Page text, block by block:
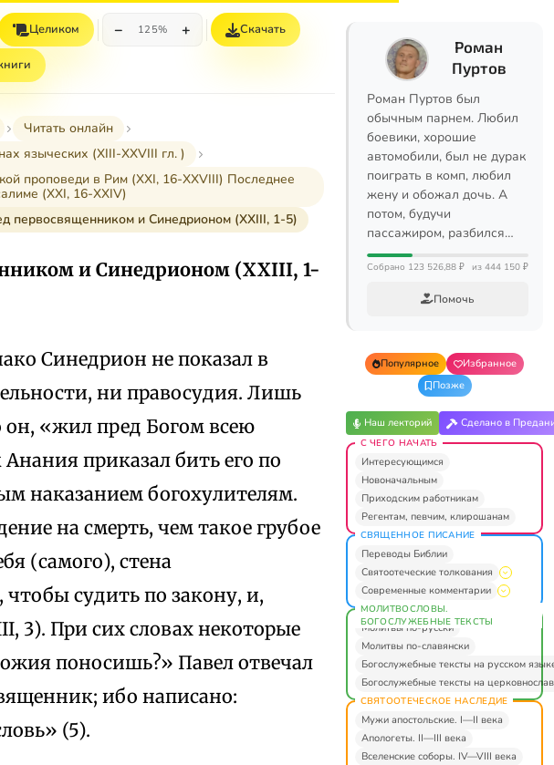
Целиком − 125% + Скачать
Читать онлайн
языческих (XIII-XXVIII гл. )
проповеди в Рим (XXI, 16-XXVIII) Последнее
(XXI, 16-XXIV)
первосвященником и Синедрионом (XXIII, 1-5)
и Синедрионом (XXIII, 1-
Синедрион не показал в
ни правосудия. Лишь
он, «жил пред Богом всею
приказал бить его по
наказанием богохулителям.
на смерть, чем такое грубое
(самого), стена
судить по закону, и,
3). При сих словах некоторые
поносишь?» Павел отвечал
ибо написано:
(5).
Роман
Пуртов
Роман Пуртов был
обычным парнем. Любил
боевики, хорошие
автомобили, был не дурак
поиграть в комп, любил
жену и обожал дочь. А
потом, будучи
пассажиром, разбился…
Собрано 123 526,88 ₽ из 444 150 ₽
Помочь
Популярное
Избранное
Позже
Наш лекторий Сделано в
С ЧЕГО НАЧАТЬ
Интересующимся
Новоначальным
Приходским работникам
Регентам, певчим, клирошанам
СВЯЩЕННОЕ ПИСАНИЕ
Переводы Библии
Святоотеческие толкования
Современные комментарии
МОЛИТВОСЛОВЫ.
БОГОСЛУЖЕБНЫЕ ТЕКСТЫ
Молитвы по-русски
Молитвы по-славянски
Богослужебные тексты на русском
Богослужебные тексты на
СВЯТООТЕЧЕСКОЕ НАСЛЕДИЕ
Мужи апостольские. I—II века
Апологеты. II—III века
Вселенские соборы. IV—VIII века